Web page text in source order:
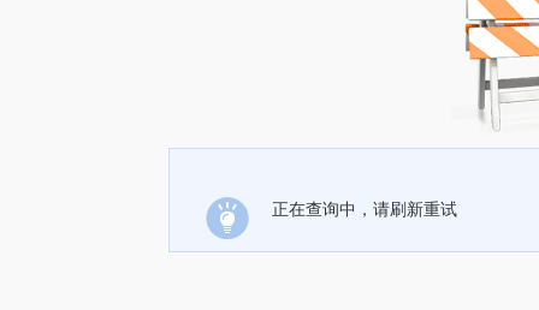
正在查询中，请刷新重试